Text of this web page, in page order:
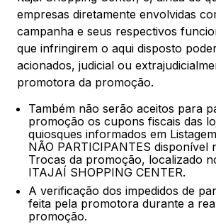
empresas diretamente envolvidas
campanha e seus respectivos
que infringirem o aqui disposto
acionados, judicial ou
promotora da promoção.
Também não serão aceitos para
promoção os cupons fiscais das
quiosques informados em
NÃO PARTICIPANTES disponível
Trocas da promoção, localizado
ITAJAÍ SHOPPING CENTER.
A verificação dos impedidos de
feita pela promotora durante a
promoção.